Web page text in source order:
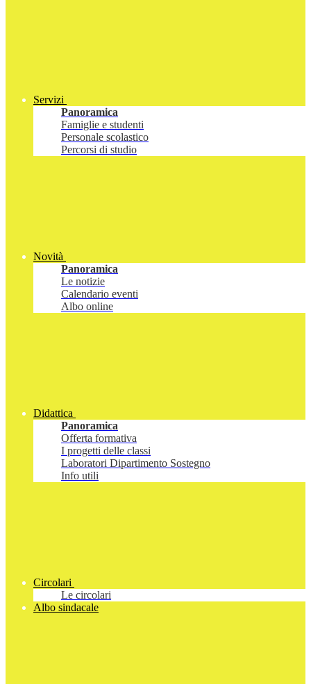
Servizi
Panoramica
Famiglie e studenti
Personale scolastico
Percorsi di studio
Novità
Panoramica
Le notizie
Calendario eventi
Albo online
Didattica
Panoramica
Offerta formativa
I progetti delle classi
Laboratori Dipartimento Sostegno
Info utili
Circolari
Le circolari
Albo sindacale